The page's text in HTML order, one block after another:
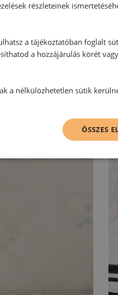
írásához, kérjük,
részleteinek
a tájékoztatóban foglalt
a hozzájárulás körét
a nélkülözhetetlen sütik
ÖSSZES